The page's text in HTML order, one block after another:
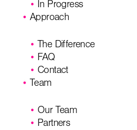
In Progress
Approach
The Difference
FAQ
Contact
Team
Our Team
Partners